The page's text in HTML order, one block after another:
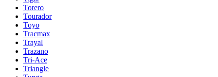
Torero
Tourador
Toyo
Tracmax
Trayal
Trazano
Tri-Ace
Triangle